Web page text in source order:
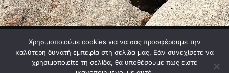
Όροι Χρήσης
Χρησιμοποιούμε cookies για να σας προσφέρουμε την
καλύτερη δυνατή εμπειρία στη σελίδα μας. Εάν συνεχίσετε να
χρησιμοποιείτε τη σελίδα, θα υποθέσουμε πως είστε